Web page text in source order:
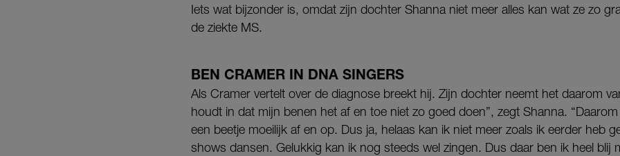
Iets wat bijzonder is, omdat zijn dochter Shanna niet meer alles kan wat ze zo
de ziekte MS.
BEN CRAMER IN DNA SINGERS
Als Cramer vertelt over de diagnose breekt hij. Zijn dochter neemt het daarom
houdt in dat mijn benen het af en toe niet zo goed doen”, zegt Shanna.
een beetje moeilijk af en op. Dus ja, helaas kan ik niet meer zoals ik eerder heb
shows dansen. Gelukkig kan ik nog steeds wel zingen. Dus daar ben ik heel blij